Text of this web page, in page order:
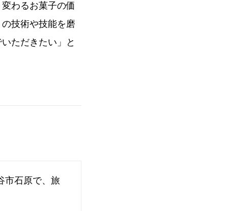
わるお菓子の価
技術や技能を磨
ただきたい」と
市石原で、旅